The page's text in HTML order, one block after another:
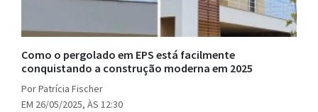
Como o pergolado em EPS está facilmente
conquistando a construção moderna em 2025
Por Patrícia Fischer
EM 26/05/2025, ÀS 12:30